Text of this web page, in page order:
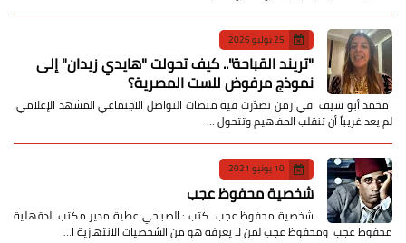
25 يوليو 2026
​"تريند القباحة".. كيف تحولت "هايدي زيدان" إلى
نموذج مرفوض للست المصرية؟
​ محمد أبو سيف ​في زمن تصدّرت فيه منصات التواصل الاجتماعي المشهد الإعلامي،
لم يعد غريباً أن تنقلب المفاهيم وتتحول …
10 يونيو 2021
شخصية محفوظ عجب
شخصية محفوظ عجب كتب : الصباحي عطية مدير مكتب الدقهلية
محفوظ عجب ومحفوظ عجب لمن لا يعرفه هو من الشخصيات الانتهازية ا…